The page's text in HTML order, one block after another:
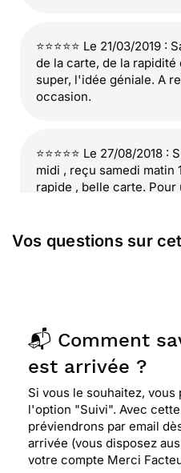
⭐⭐⭐⭐⭐ Le 21/03/2019
de la carte, de la
super, l'idée géniale. A
occasion.
⭐⭐⭐⭐⭐ Le 27/08/2018
midi , reçu samedi matin
rapide , belle carte.
son humour
Vos questions sur
📬 Comment
est arrivée ?
Si vous le souhaitez,
l'option "Suivi". Avec
préviendrons par email
arrivée (vous disposez
votre compte Merci